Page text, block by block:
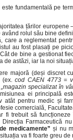
fundamentală pe
țărilor
rolul său bine
care a reglementat
au fost plasați pe
de bine a gestionat
de astăzi, iar la noi
majoră (deși discret
(ex.cod CAEN 4773 =
specializat în
ei principală
atât pentru medic și
comercială,
fi trebuit să
Farmaceutică
medicamente” și nu
va fi foarte greu de